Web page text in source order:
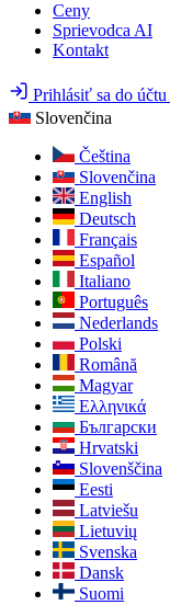
Ceny
Sprievodca AI
Kontakt
Prihlásiť sa do účtu
Slovenčina
Čeština
Slovenčina
English
Deutsch
Français
Español
Italiano
Português
Nederlands
Polski
Română
Magyar
Ελληνικά
Български
Hrvatski
Slovenščina
Eesti
Latviešu
Lietuvių
Svenska
Dansk
Suomi